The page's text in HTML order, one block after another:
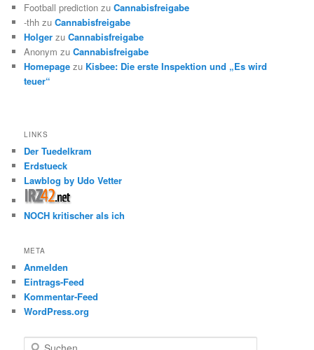
Football prediction zuCannabisfreigabe
-thh zuCannabisfreigabe
Holger zuCannabisfreigabe
Anonym zuCannabisfreigabe
Homepage zu Kisbee: Die erste Inspektion und „Es wird
teuer“
LINKS
Der Tuedelkram
Erdstueck
Lawblog by Udo Vetter
NOCH kritischer als ich
META
Anmelden
Eintrags-Feed
Kommentar-Feed
WordPress.org